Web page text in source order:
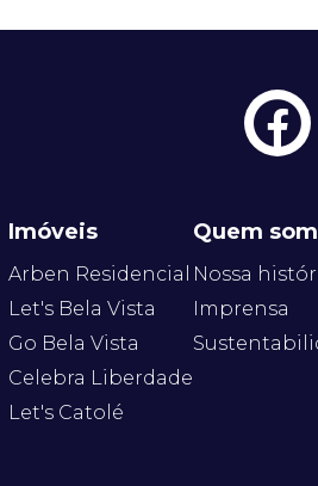
Imóveis
Arben Residencial
Let's Bela Vista
Go Bela Vista
Celebra Liberdade
Let's Catolé
Quem
Nossa
Imprensa